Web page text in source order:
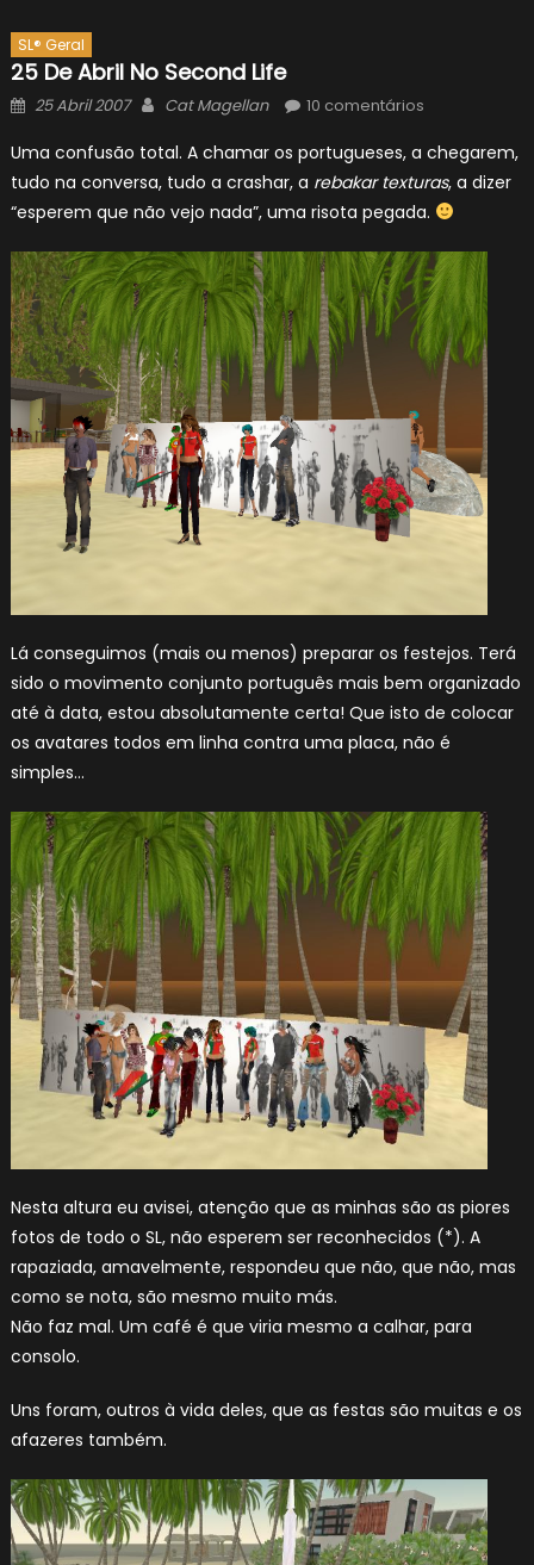
SL® Geral
25 De Abril No Second Life
Posted
25 Abril 2007 Author
Cat Magellan 10 comentários
Uma confusão total. A chamar os portugueses, a chegarem,
tudo na conversa, tudo a crashar, a rebakar texturas, a dizer
“esperem que não vejo nada”, uma risota pegada.
Lá conseguimos (mais ou menos) preparar os festejos. Terá
sido o movimento conjunto português mais bem organizado
até à data, estou absolutamente certa! Que isto de colocar
os avatares todos em linha contra uma placa, não é
simples…
Nesta altura eu avisei, atenção que as minhas são as piores
fotos de todo o SL, não esperem ser reconhecidos (*). A
rapaziada, amavelmente, respondeu que não, que não, mas
como se nota, são mesmo muito más.
Não faz mal. Um café é que viria mesmo a calhar, para
consolo.
Uns foram, outros à vida deles, que as festas são muitas e os
afazeres também.